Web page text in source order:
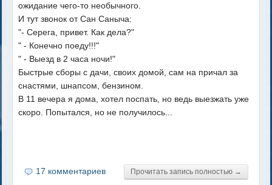
ожидание чего-то необычного.
И тут звонок от Сан Саныча:
"- Серега, привет. Как дела?"
" - Конечно поеду!!!"
" - Выезд в 2 часа ночи!"
Быстрые сборы с дачи, своих домой, сам на причал за
снастями, шнапсом, бензином.
В 11 вечера я дома, хотел поспать, но ведь выезжать уже
скоро. Попытался, но не получилось...
Прочитать запись полностью →
17 комментариев